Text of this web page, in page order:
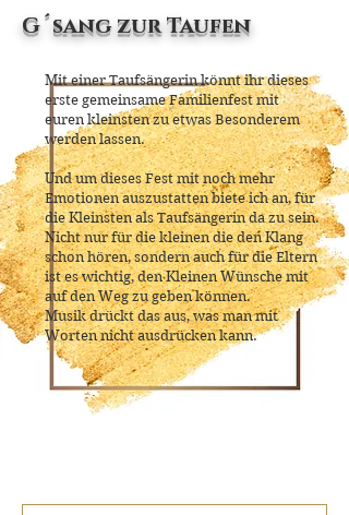
G´sang zur Taufen
Mit einer Taufsängerin könnt ihr dieses
erste gemeinsame Familienfest mit
euren kleinstenzu etwas Besonderem
werden lassen.
Und umdieses Fest mit noch mehr
Emotionen auszustatten biete ich an, für
die Kleinsten als Taufsängerin da zu sein.
Nicht nur für die kleinen die den Klang
schon hören, sondern auch für die Eltern
ist es wichtig, den Kleinen Wünsche mit
auf den Weg zu geben können.
Musik drückt das aus,was man mit
Worten nichtausdrücken kann.